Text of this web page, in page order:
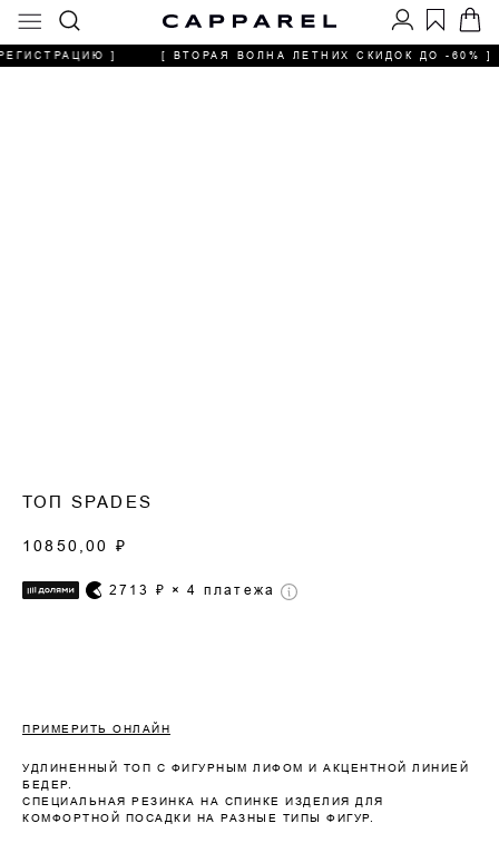
] [ ВТОРАЯ ВОЛНА ЛЕТНИХ СКИДОК ДО -60% ]
ТОП SPADES
10850,00 ₽
2713 ₽ × 4 платежа
ПРИМЕРИТЬ ОНЛАЙН
УДЛИНЕННЫЙ ТОП С ФИГУРНЫМ ЛИФОМ И АКЦЕНТНОЙ ЛИНИЕЙ
БЕДЕР.
СПЕЦИАЛЬНАЯ РЕЗИНКА НА СПИНКЕ ИЗДЕЛИЯ ДЛЯ
КОМФОРТНОЙ ПОСАДКИ НА РАЗНЫЕ ТИПЫ ФИГУР.